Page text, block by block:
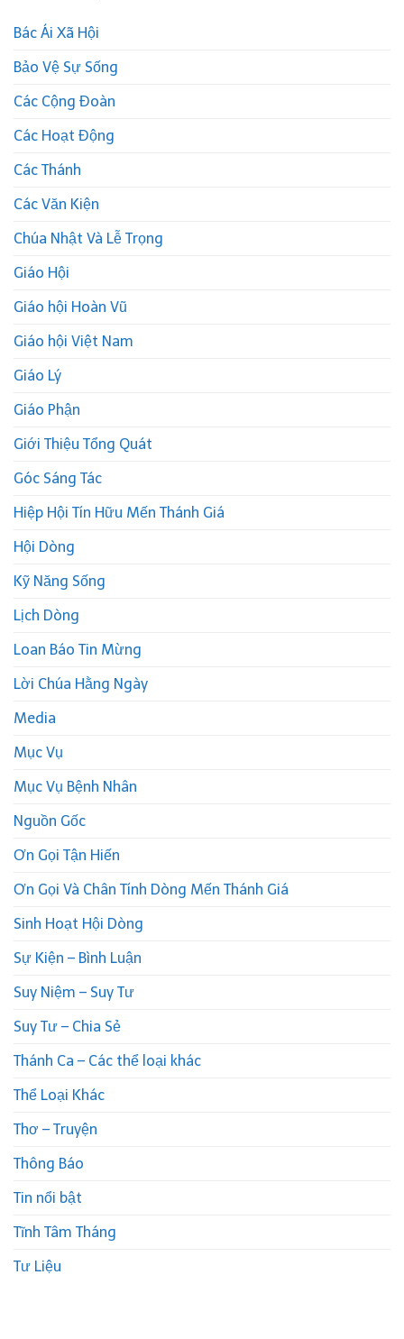
Bác Ái Xã Hội
Bảo Vệ Sự Sống
Các Cộng Đoàn
Các Hoạt Động
Các Thánh
Các Văn Kiện
Chúa Nhật Và Lễ Trọng
Giáo Hội
Giáo hội Hoàn Vũ
Giáo hội Việt Nam
Giáo Lý
Giáo Phận
Giới Thiệu Tổng Quát
Góc Sáng Tác
Hiệp Hội Tín Hữu Mến Thánh Giá
Hội Dòng
Kỹ Năng Sống
Lịch Dòng
Loan Báo Tin Mừng
Lời Chúa Hằng Ngày
Media
Mục Vụ
Mục Vụ Bệnh Nhân
Nguồn Gốc
Ơn Gọi Tận Hiến
Ơn Gọi Và Chân Tính Dòng Mến Thánh Giá
Sinh Hoạt Hội Dòng
Sự Kiện – Bình Luận
Suy Niệm – Suy Tư
Suy Tư – Chia Sẻ
Thánh Ca – Các thể loại khác
Thể Loại Khác
Thơ – Truyện
Thông Báo
Tin nổi bật
Tĩnh Tâm Tháng
Tư Liệu